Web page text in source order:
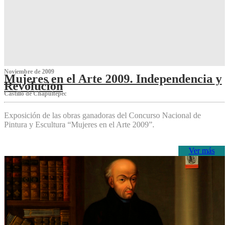
Noviembre de 2009
Mujeres en el Arte 2009. Independencia y
Revolución
Castillo de Chapultepec
Exposición de las obras ganadoras del Concurso Nacional de
Pintura y Escultura “Mujeres en el Arte 2009”.
Ver más